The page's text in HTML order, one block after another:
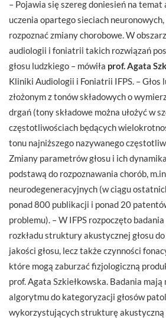
– Pojawia się szereg doniesień na
uczenia opartego sieciach
rozpoznać zmiany chorobowe. W
audiologii i foniatrii takich rozwiązań
głosu ludzkiego – mówiła prof. Agata
Kliniki Audiologii i Foniatrii IFPS. –
złożonym z tonów składowych o
drgań (tony składowe można ułożyć w
częstotliwościach będących
tonu najniższego nazywanego
Zmiany parametrów głosu i ich
podstawą do rozpoznawania chorób, m.in.
neurodegeneracyjnych (w ciągu
ponad 800 publikacji i ponad 20
problemu). – W IFPS rozpoczęto
rozkładu struktury akustycznej głosu
jakości głosu, lecz także czynności
które mogą zaburzać fizjologiczną
prof. Agata Szkiełkowska. Badania
algorytmu do kategoryzacji głosów
wykorzystujących strukturę akustyczną